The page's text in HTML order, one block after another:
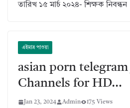
তারিখ ১৫ মার্চ ২০২৪- শিক্ষক নিবন্ধন
এইমাত্র পাওয়া
asian porn telegram
Channels for HD…
Jan 23, 2024 Admin 175 Views